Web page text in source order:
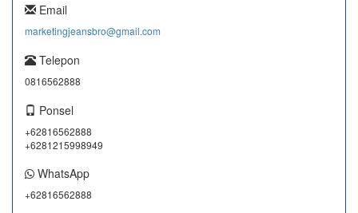
Email
marketingjeansbro@gmail.com
Telepon
0816562888
Ponsel
+62816562888
+6281215998949
WhatsApp
+62816562888